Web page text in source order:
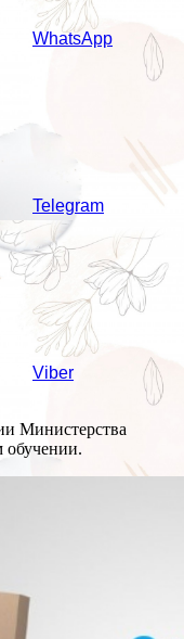
WhatsApp
Telegram
Viber
Министерства